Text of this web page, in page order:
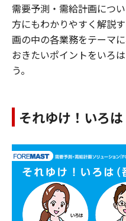
需要予測・需給計画につ
方にもわかりやすく解説
画の中の各業務をテーマ
おきたいポイントをいろ
う。
それゆけ！いろは